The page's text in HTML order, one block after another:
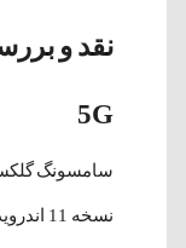
5G
نسخه